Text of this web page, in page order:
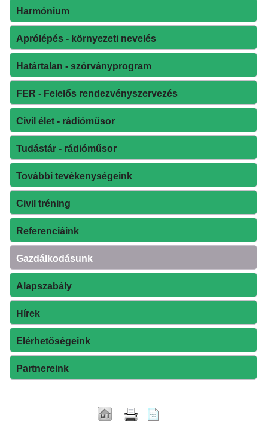
Harmónium
Aprólépés - környezeti nevelés
Határtalan - szórványprogram
FER - Felelős rendezvényszervezés
Civil élet - rádióműsor
Tudástár - rádióműsor
További tevékenységeink
Civil tréning
Referenciáink
Gazdálkodásunk
Alapszabály
Hírek
Elérhetőségeink
Partnereink